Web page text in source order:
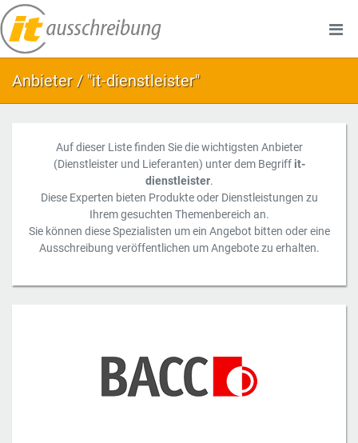
Anbieter / "it-dienstleister"
Auf dieser Liste finden Sie die wichtigsten Anbieter
(Dienstleister und Lieferanten) unter dem Begriff it-
dienstleister.
Diese Experten bieten Produkte oder Dienstleistungen zu
Ihrem gesuchten Themenbereich an.
Sie können diese Spezialisten um ein Angebot bitten oder eine
Ausschreibung veröffentlichen um Angebote zu erhalten.